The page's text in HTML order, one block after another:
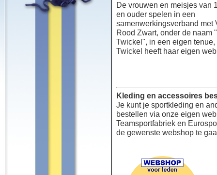
De vrouwen en meisjes van
en ouder spelen in een
samenwerkingsverband met
Rood Zwart, onder de naam
Twickel", in een eigen
Twickel heeft haar eigen
Kleding en accessoires
Je kunt je sportkleding en
bestellen via onze eigen
Teamsportfabriek en
de gewenste webshop te